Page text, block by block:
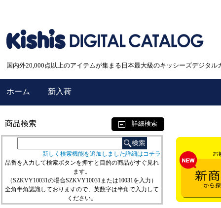
国内外20,000点以上のアイテムが集まる日本最大級のキッシーズデジタル
ホーム 新入荷
商品検索 詳細検索
新しく検索機能を追加しました詳細はコチラ
品番を入力して検索ボタンを押すと目的の商品がすぐ見れ
ます。
（SZKVY10031の場合SZKVY10031または10031を入力）
全角半角認識しておりますので、英数字は半角で入力して
ください。